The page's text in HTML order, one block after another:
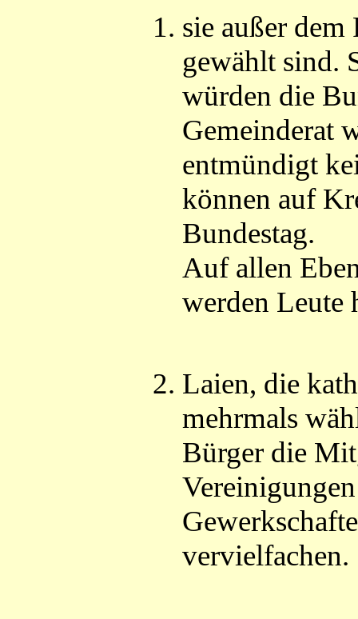
sie außer
gewählt sind.
würden die
Gemeinderat
entmündigt
können auf
Bundestag.
Auf allen
werden Leute
Laien, die
mehrmals
Bürger die
vervielfachen.